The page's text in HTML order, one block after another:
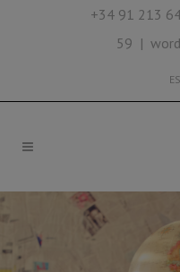
+34 91 213
59 |
ES